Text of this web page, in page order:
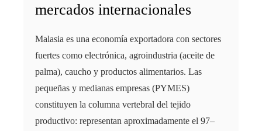
mercados internacionales
Malasia es una economía exportadora con sectores
fuertes como electrónica, agroindustria (aceite de
palma), caucho y productos alimentarios. Las
pequeñas y medianas empresas (PYMES)
constituyen la columna vertebral del tejido
productivo: representan aproximadamente el 97–